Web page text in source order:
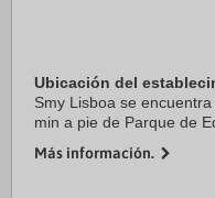
Ubicación del
Smy Lisboa se
min a pie de Parque de
Agua de Lisboa y a 0,9
Más información.